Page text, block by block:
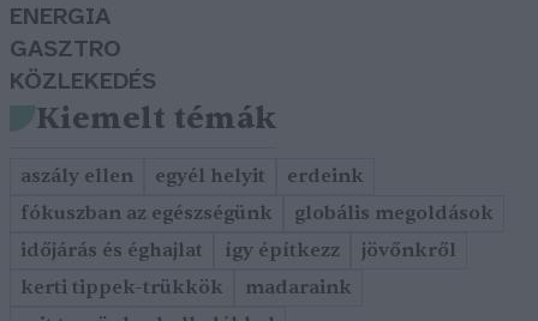
ENERGIA
GASZTRO
KÖZLEKEDÉS
Kiemelt témák
aszály ellen egyél helyit
erdeink
fókuszban az egészségünk
globális megoldások
időjárás és éghajlat
így építkezz
jövőnkről
kerti tippek-trükkök
madaraink